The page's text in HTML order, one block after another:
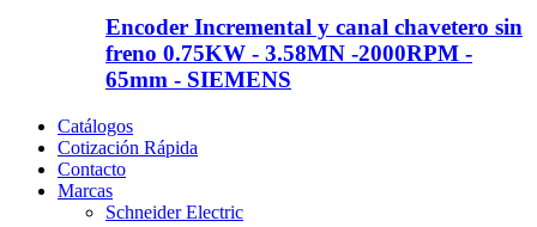
Encoder Incremental y canal chavetero sin
freno 0.75KW - 3.58MN -2000RPM -
65mm - SIEMENS
Catálogos
Cotización Rápida
Contacto
Marcas
Schneider Electric